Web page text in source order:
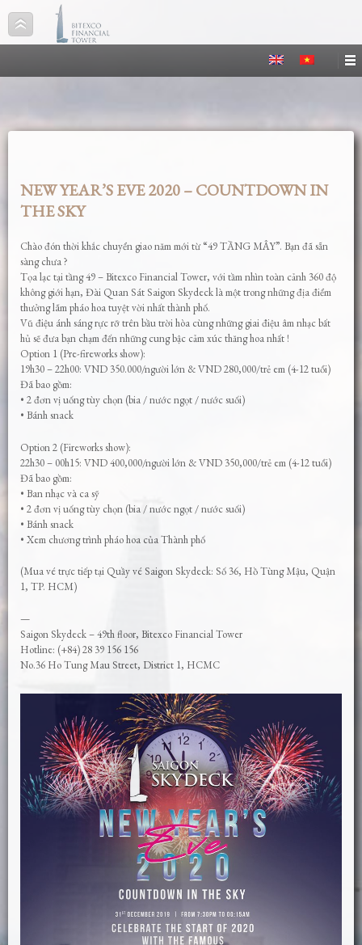
NEW YEAR’S EVE 2020 – COUNTDOWN IN
THE SKY
Chào đón thời khắc chuyển giao năm mới từ “49 TẦNG MÂY”. Bạn đã sẵn
sàng chưa ?
Tọa lạc tại tầng 49 – Bitexco Financial Tower, với tầm nhìn toàn cảnh 360 độ
không giới hạn, Đài Quan Sát Saigon Skydeck là một trong những địa điểm
thưởng lãm pháo hoa tuyệt vời nhất thành phố.
Vũ điệu ánh sáng rực rỡ trên bầu trời hòa cùng những giai điệu âm nhạc bất
hủ sẽ đưa bạn chạm đến những cung bậc cảm xúc thăng hoa nhất !
Option 1 (Pre-fireworks show):
19h30 – 22h00: VND 350.000/người lớn & VND 280,000/trẻ em (4-12 tuổi)
Đã bao gồm:
• 2 đơn vị uống tùy chọn (bia / nước ngọt / nước suối)
• Bánh snack
Option 2 (Fireworks show):
22h30 – 00h15: VND 400,000/người lớn & VND 350,000/trẻ em (4-12 tuổi)
Đã bao gồm:
• Ban nhạc và ca sỹ
• 2 đơn vị uống tùy chọn (bia / nước ngọt / nước suối)
• Bánh snack
• Xem chương trình pháo hoa của Thành phố
(Mua vé trực tiếp tại Quầy vé Saigon Skydeck: Số 36, Hồ Tùng Mậu, Quận
1, TP. HCM)
—
Saigon Skydeck – 49th floor, Bitexco Financial Tower
Hotline: (+84) 28 39 156 156
No.36 Ho Tung Mau Street, District 1, HCMC